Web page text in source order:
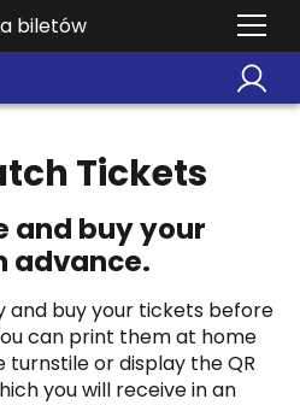
biletów
Tickets
and buy your
advance.
and buy your tickets before
can print them at home
or display the QR
you will receive in an